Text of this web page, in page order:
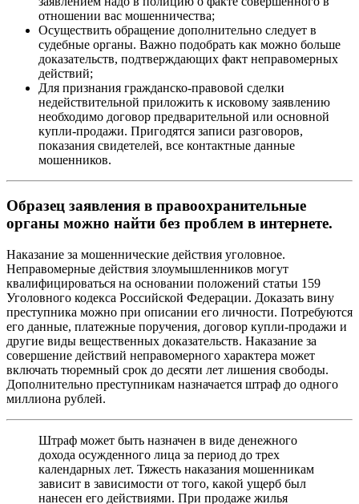
отношении вас мошенничества;
Осуществить обращение дополнительно следует в
судебные органы. Важно подобрать как можно больше
доказательств, подтверждающих факт неправомерных
действий;
Для признания гражданско-правовой сделки
недействительной приложить к исковому заявлению
необходимо договор предварительной или основной
купли-продажи. Пригодятся записи разговоров,
показания свидетелей, все контактные данные
мошенников.
Образец заявления в правоохранительные
органы можно найти без проблем в интернете.
Наказание за мошеннические действия уголовное.
Неправомерные действия злоумышленников могут
квалифицироваться на основании положений статьи 159
Уголовного кодекса Российской Федерации. Доказать вину
преступника можно при описании его личности. Потребуются
его данные, платежные поручения, договор купли-продажи и
другие виды вещественных доказательств. Наказание за
совершение действий неправомерного характера может
включать тюремный срок до десяти лет лишения свободы.
Дополнительно преступникам назначается штраф до одного
миллиона рублей.
Штраф может быть назначен в виде денежного
дохода осужденного лица за период до трех
календарных лет. Тяжесть наказания мошенникам
зависит в зависимости от того, какой ущерб был
нанесен его действиями. При продаже жилья